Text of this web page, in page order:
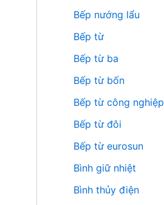
Bếp nướng lẩu
Bếp từ
Bếp từ ba
Bếp từ bốn
Bếp từ công nghiệp
Bếp từ đôi
Bếp từ eurosun
Bình giữ nhiệt
Bình thủy điện